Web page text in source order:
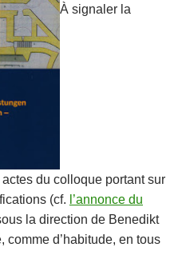
À signaler la
du colloque portant sur
(cf. l’annonce du
la direction de Benedikt
comme d’habitude, en tous